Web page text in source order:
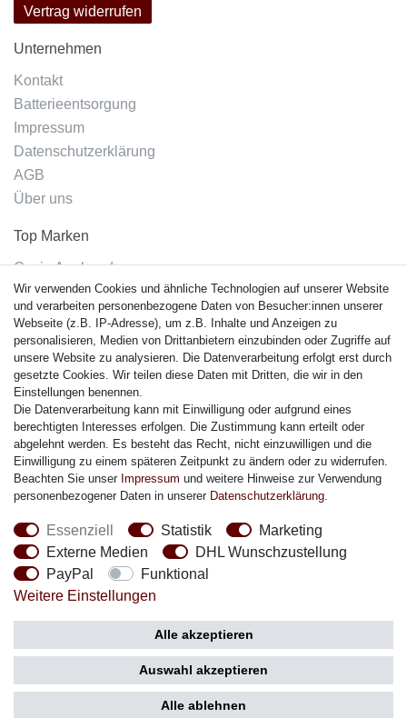
Vertrag widerrufen
Unternehmen
Kontakt
Batterieentsorgung
Impressum
Datenschutzerklärung
AGB
Über uns
Top Marken
Casio Armband
Festina Armband
Citizen Armband
M. Lacroix Armband
J. Lemans Armband
Uhrenarmbänder - Alle
Sicherheit
Social Media
Zahlung
Wir verwenden Cookies und ähnliche Technologien auf unserer Website
und verarbeiten personenbezogene Daten von Besucher:innen unserer
Webseite (z.B. IP-Adresse), um z.B. Inhalte und Anzeigen zu
personalisieren, Medien von Drittanbietern einzubinden oder Zugriffe auf
unsere Website zu analysieren. Die Datenverarbeitung erfolgt erst durch
gesetzte Cookies. Wir teilen diese Daten mit Dritten, die wir in den
Einstellungen benennen.
Die Datenverarbeitung kann mit Einwilligung oder aufgrund eines
berechtigten Interesses erfolgen. Die Zustimmung kann erteilt oder
abgelehnt werden. Es besteht das Recht, nicht einzuwilligen und die
Einwilligung zu einem späteren Zeitpunkt zu ändern oder zu widerrufen.
Beachten Sie unser Impressum und weitere Hinweise zur Verwendung
personenbezogener Daten in unserer Daten­schutz­erklärung
Essenziell Statistik
Marketing
Externe Medien
DHL Wunschzustellung
PayPal
Funktional
Weitere Einstellungen
Alle akzeptieren
Auswahl akzeptieren
Alle ablehnen